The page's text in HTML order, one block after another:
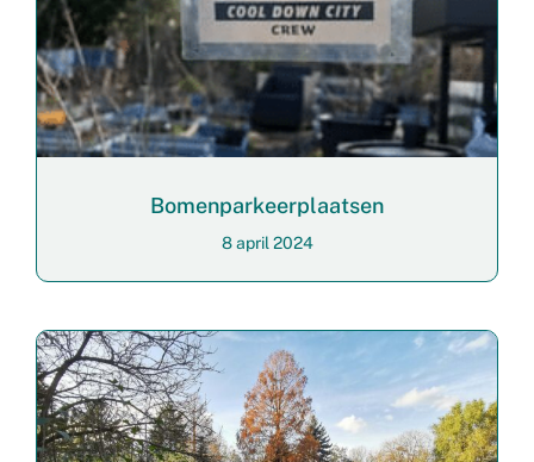
Bomenparkeerplaatsen
8 april 2024